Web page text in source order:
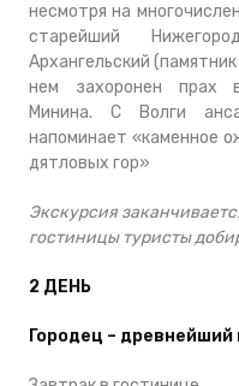
несмотря на
старейший
Архангельский
нем захоронен прах
Минина. С Волги
напоминает «каменное
дятловых гор»
Экскурсия
гостиницы туристы
2 ДЕНЬ
Городец –